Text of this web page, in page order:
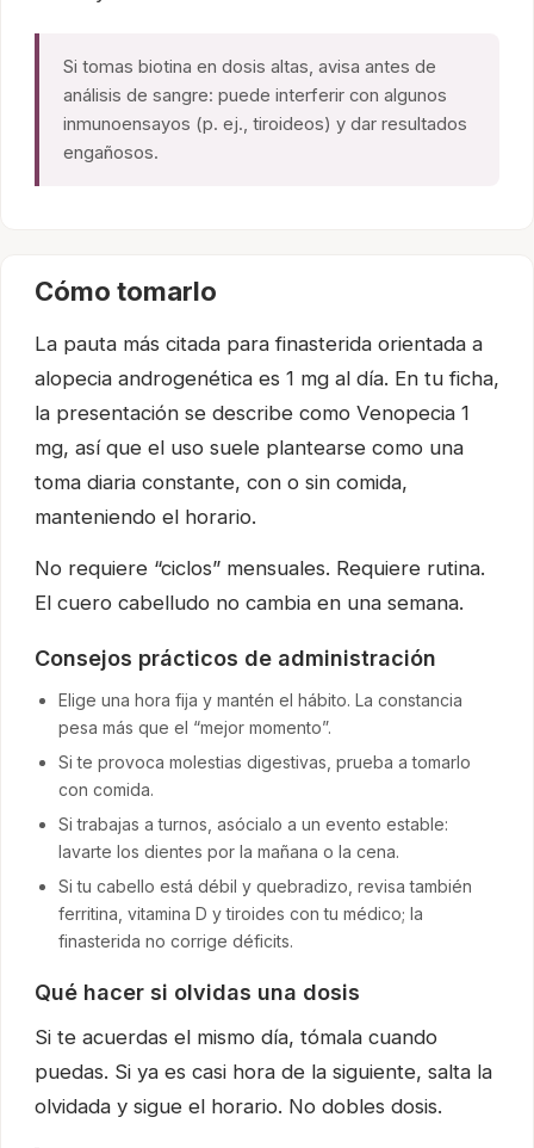
Si tomas biotina en dosis altas, avisa antes de
análisis de sangre: puede interferir con algunos
inmunoensayos (p. ej., tiroideos) y dar resultados
engañosos.
Cómo tomarlo
La pauta más citada para finasterida orientada a
alopecia androgenética es 1 mg al día. En tu ficha,
la presentación se describe como Venopecia 1
mg, así que el uso suele plantearse como una
toma diaria constante, con o sin comida,
manteniendo el horario.
No requiere “ciclos” mensuales. Requiere rutina.
El cuero cabelludo no cambia en una semana.
Consejos prácticos de administración
Elige una hora fija y mantén el hábito. La constancia
pesa más que el “mejor momento”.
Si te provoca molestias digestivas, prueba a tomarlo
con comida.
Si trabajas a turnos, asócialo a un evento estable:
lavarte los dientes por la mañana o la cena.
Si tu cabello está débil y quebradizo, revisa también
ferritina, vitamina D y tiroides con tu médico; la
finasterida no corrige déficits.
Qué hacer si olvidas una dosis
Si te acuerdas el mismo día, tómala cuando
puedas. Si ya es casi hora de la siguiente, salta la
olvidada y sigue el horario. No dobles dosis.